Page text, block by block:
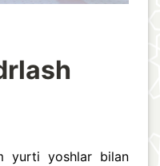
yurti yoshlar bilan